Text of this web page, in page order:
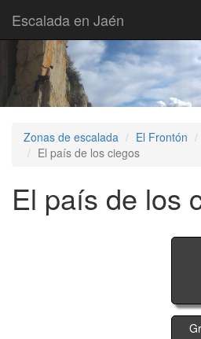
Escalada en Jaén
Zonas de escalada El Frontón
El país de los ciegos
El país de los